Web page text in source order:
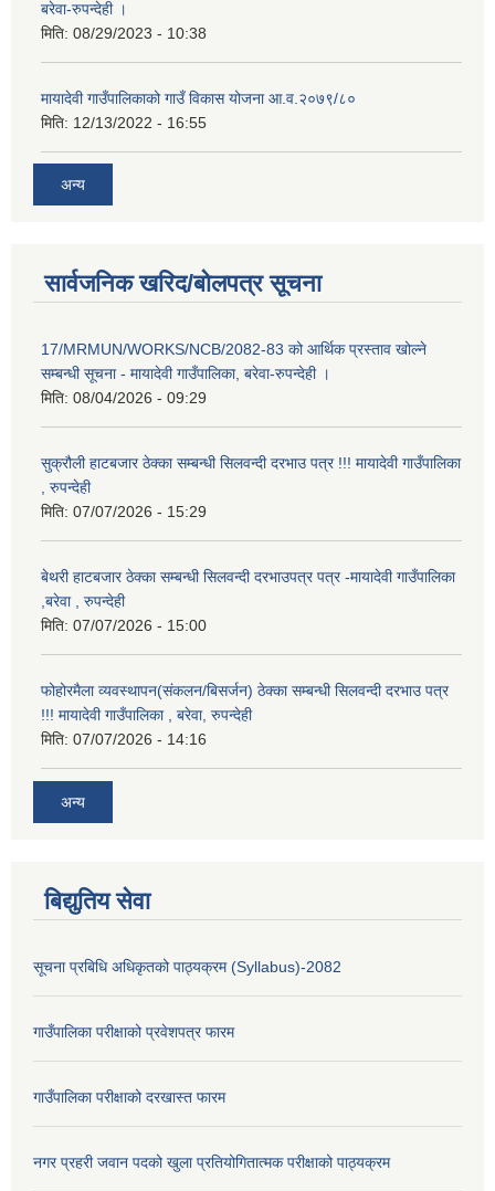
बरेवा-रुपन्देही ।
मिति: 08/29/2023 - 10:38
मायादेवी गाउँपालिकाको गाउँ विकास योजना आ.व.२०७९/८०
मिति: 12/13/2022 - 16:55
अन्य
सार्वजनिक खरिद/बोलपत्र सूचना
17/MRMUN/WORKS/NCB/2082-83 को आर्थिक प्रस्ताव खोल्ने
सम्बन्धी सूचना - मायादेवी गाउँपालिका, बरेवा-रुपन्देही ।
मिति: 08/04/2026 - 09:29
सुक्रौली हाटबजार ठेक्का सम्बन्धी सिलवन्दी दरभाउ पत्र !!! मायादेवी गाउँपालिका
, रुपन्देही
मिति: 07/07/2026 - 15:29
बेथरी हाटबजार ठेक्का सम्बन्धी सिलवन्दी दरभाउपत्र पत्र -मायादेवी गाउँपालिका
,बरेवा , रुपन्देही
मिति: 07/07/2026 - 15:00
फोहोरमैला व्यवस्थापन(संकलन/बिसर्जन) ठेक्का सम्बन्धी सिलवन्दी दरभाउ पत्र
!!! मायादेवी गाउँपालिका , बरेवा, रुपन्देही
मिति: 07/07/2026 - 14:16
अन्य
बिद्युतिय सेवा
सूचना प्रबिधि अधिकृतको पाठ्यक्रम (Syllabus)-2082
गाउँपालिका परीक्षाको प्रवेशपत्र फारम
गाउँपालिका परीक्षाको दरखास्त फारम
नगर प्रहरी जवान पदको खुला प्रतियोगितात्मक परीक्षाको पाठ्यक्रम